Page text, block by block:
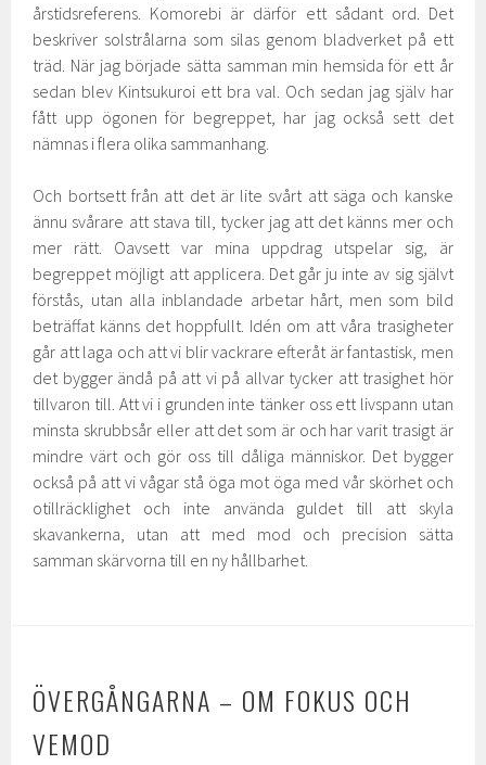
årstidsreferens. Komorebi är därför ett sådant ord. Det
beskriver solstrålarna som silas genom bladverket på ett
träd. När jag började sätta samman min hemsida för ett år
sedan blev Kintsukuroi ett bra val. Och sedan jag själv har
fått upp ögonen för begreppet, har jag också sett det
nämnas i flera olika sammanhang.
Och bortsett från att det är lite svårt att säga och kanske
ännu svårare att stava till, tycker jag att det känns mer och
mer rätt. Oavsett var mina uppdrag utspelar sig, är
begreppet möjligt att applicera. Det går ju inte av sig självt
förstås, utan alla inblandade arbetar hårt, men som bild
beträffat känns det hoppfullt. Idén om att våra trasigheter
går att laga och att vi blir vackrare efteråt är fantastisk, men
det bygger ändå på att vi på allvar tycker att trasighet hör
tillvaron till. Att vi i grunden inte tänker oss ett livspann utan
minsta skrubbsår eller att det som är och har varit trasigt är
mindre värt och gör oss till dåliga människor. Det bygger
också på att vi vågar stå öga mot öga med vår skörhet och
otillräcklighet och inte använda guldet till att skyla
skavankerna, utan att med mod och precision sätta
samman skärvorna till en ny hållbarhet.
ÖVERGÅNGARNA – OM FOKUS OCH
VEMOD